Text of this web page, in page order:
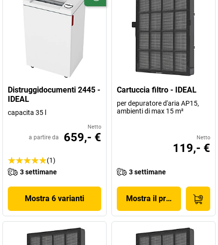
Distruggidocumenti 2445 -
IDEAL
capacita 35 l
Netto
a partire da 659,- €
(1)
3 settimane
Mostra 6 varianti
Cartuccia filtro - IDEAL
per depuratore d'aria AP15,
ambienti di max 15 m²
Netto
119,- €
3 settimane
Mostra il prodotto